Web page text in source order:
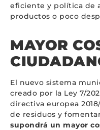
eficiente y política de
productos o poco
MAYOR
El nuevo sistema
creado por la Ley 7/
directiva europea
de residuos y
supondrá un mayor